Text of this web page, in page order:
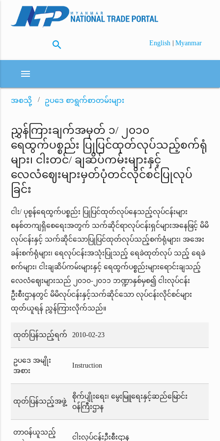
search English | Myanmar
menu
အစသို့ ဥပဒေ စာရွက်စာတမ်းများ
ညွှန်ကြားချက်အမှတ် ၁/ ၂၀၁၀
ရေထွက်ပစ္စည်း ပြုပြင်ထုတ်လုပ်သည့်စက်ရုံ
များ၊ ငါးတင်/ ချဆိပ်ကမ်းများနှင့်
လေလံဈေးများမှတ်ပုံတင်လိုင်စင်ပြုလုပ်
ခြင်း
ငါး/ ပုစွန်ရေထွက်ပစ္စည်း ပြုပြင်ထုတ်လုပ်နေသည့်လုပ်ငန်းများ
စနစ်တကျရှိစေရေးအတွက် သက်ဆိုင်ရာလုပ်ငန်းရှင်များအနေဖြင့် မိမိ
လုပ်ငန်းနှင့် သက်ဆိုင်သောပြုပြင်ထုတ်လုပ်သည့်စက်ရုံများ၊ အအေး
ခန်းစက်ရုံများ၊ ရေလုပ်ငန်းအသုံးပြုသည့် ရေခဲထုတ်လုပ် သည့် ရေခဲ
စက်များ၊ ငါးချဆိပ်ကမ်းများနှင့် ရေထွက်ပစ္စည်းများရောင်းချသည့်
လေလံဈေးများသည် ၂၀၁၀-၂၀၁၁ ဘဏ္ဍာနှစ်မှစ၍ ငါးလုပ်ငန်း
ဦးစီးဌာနတွင် မိမိလုပ်ငန်းနှင့်သက်ဆိုင်သော လုပ်ငန်းလိုင်စင်များ
ထုတ်ယူရန် ညွှန်ကြားလိုက်သည်။
ထုတ်ပြန်သည့်ရက် 2010-02-23
ဥပဒေ အမျိုး
အစား
Instruction
ထုတ်ပြန်သည့်အဖွဲ့
စိုက်ပျိုးရေး၊ မွေးမြူရေးနှင့်ဆည်မြောင်း
ဝန်ကြီးဌာန
တာဝန်ယူသည့်
ငါးလုပ်ငန်းဦးစီးဌာန